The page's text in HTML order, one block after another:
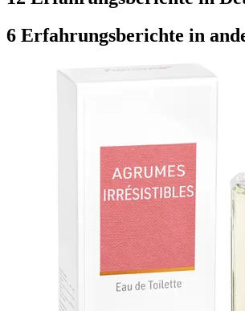
6 Erfahrungsberichte in